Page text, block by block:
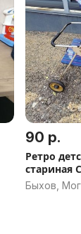
90 р.
Ретро
стариная
Быхов,